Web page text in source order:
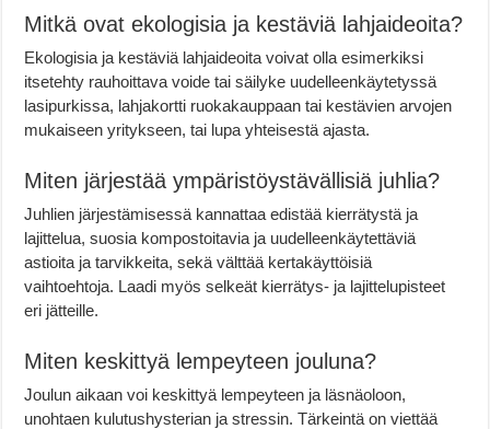
Mitkä ovat ekologisia ja kestäviä lahjaideoita?
Ekologisia ja kestäviä lahjaideoita voivat olla esimerkiksi
itsetehty rauhoittava voide tai säilyke uudelleenkäytetyssä
lasipurkissa, lahjakortti ruokakauppaan tai kestävien arvojen
mukaiseen yritykseen, tai lupa yhteisestä ajasta.
Miten järjestää ympäristöystävällisiä juhlia?
Juhlien järjestämisessä kannattaa edistää kierrätystä ja
lajittelua, suosia kompostoitavia ja uudelleenkäytettäviä
astioita ja tarvikkeita, sekä välttää kertakäyttöisiä
vaihtoehtoja. Laadi myös selkeät kierrätys- ja lajittelupisteet
eri jätteille.
Miten keskittyä lempeyteen jouluna?
Joulun aikaan voi keskittyä lempeyteen ja läsnäoloon,
unohtaen kulutushysterian ja stressin. Tärkeintä on viettää